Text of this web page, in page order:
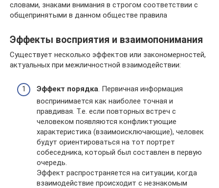
словами, знаками внимания в строгом соответствии с
общепринятыми в данном обществе правила
Эффекты восприятия и взаимопонимания
Существует несколько эффектов или закономерностей,
актуальных при межличностной взаимодействии:
Эффект порядка . Первичная информация
воспринимается как наиболее точная и
правдивая. Т.е. если повторных встреч с
человеком появляются конфликтующие
характеристика (взаимоисключающие), человек
будут ориентироваться на тот портрет
собеседника, который был составлен в первую
очередь.
Эффект распространяется на ситуации, когда
взаимодействие происходит с незнакомым